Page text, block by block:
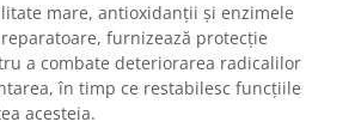
mare, antioxidanţii şi enzimele
furnizează protecţie
a combate deteriorarea radicalilor
în timp ce restabilesc funcţiile
acesteia.